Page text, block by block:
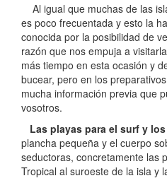
Al igual que muchas de las
es poco frecuentada y esto la
conocida por la posibilidad de
razón que nos empuja a
más tiempo en esta ocasión y
bucear, pero en los
mucha información previa que
vosotros.
Las playas para el surf y
plancha pequeña y el cuerpo
seductoras, concretamente las
Tropical al suroeste de la isla y